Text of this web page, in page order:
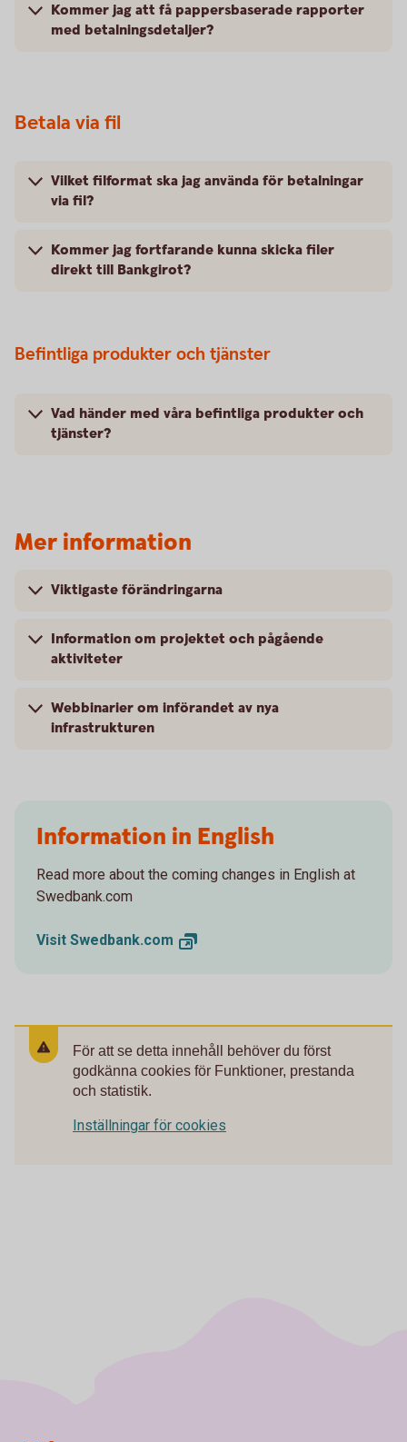
Kommer jag att få pappersbaserade rapporter
med betalningsdetaljer?
Betala via fil
Vilket filformat ska jag använda för betalningar
via fil?
Kommer jag fortfarande kunna skicka filer
direkt till Bankgirot?
Befintliga produkter och tjänster
Vad händer med våra befintliga produkter och
tjänster?
Mer information
Viktigaste förändringarna
Information om projektet och pågående
aktiviteter
Webbinarier om införandet av nya
infrastrukturen
Information in English
Read more about the coming changes in English at
Swedbank.com
Visit Swedbank.com
För att se detta innehåll behöver du först
godkänna cookies för Funktioner, prestanda
och statistik.
Inställningar för cookies